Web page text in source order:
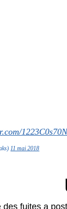
1223C0s70N
11 mai 2018
des fuites a